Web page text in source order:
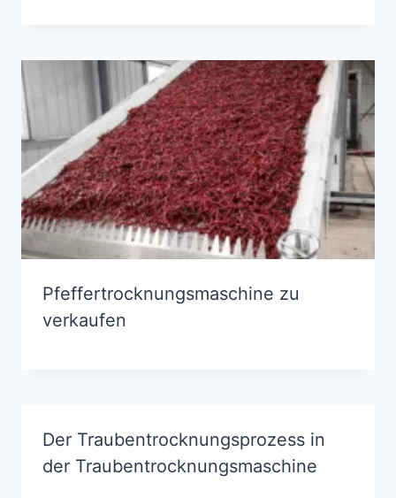
Pfeffertrocknungsmaschine zu
verkaufen
Der Traubentrocknungsprozess in
der Traubentrocknungsmaschine